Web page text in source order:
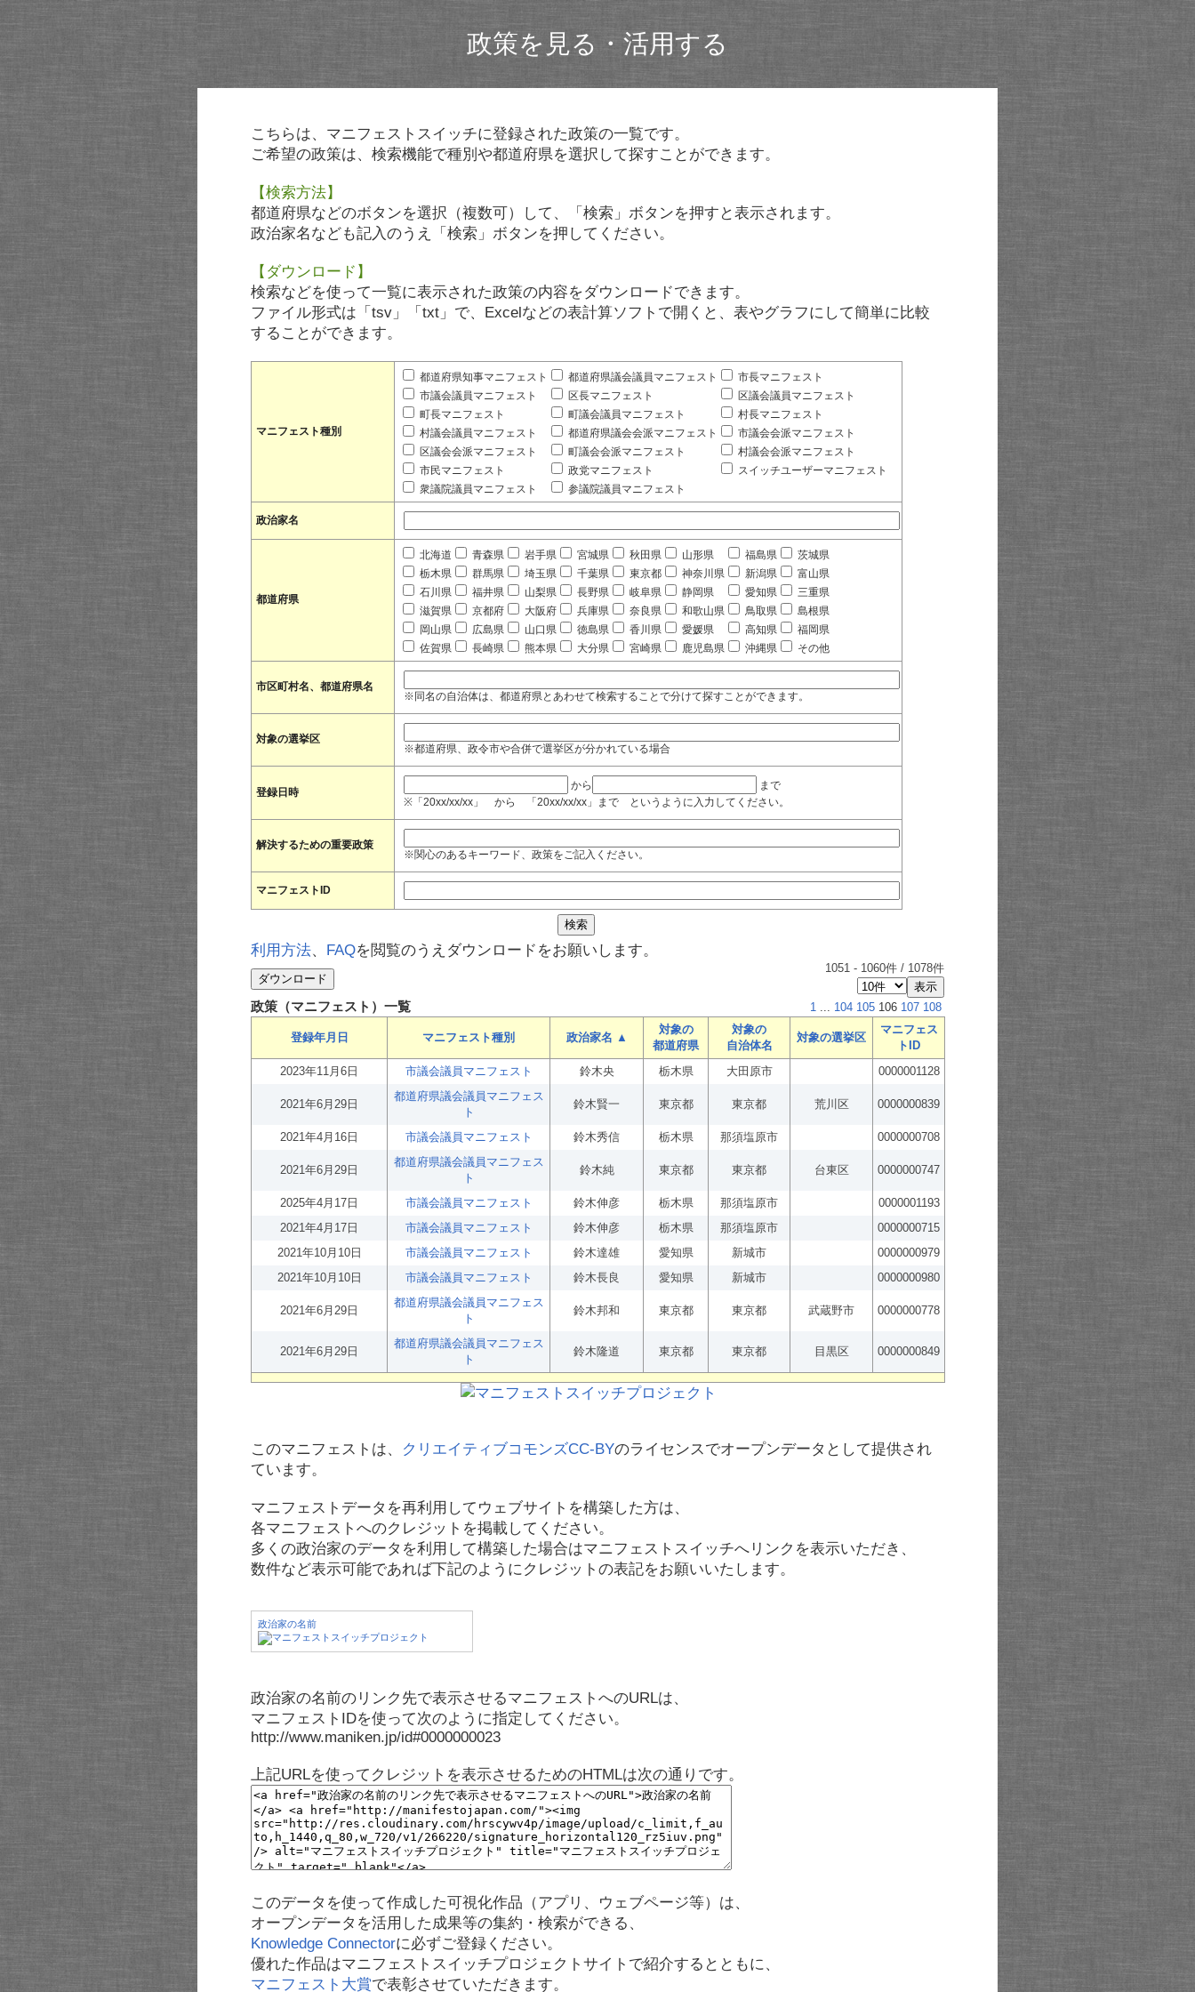
政策を見る・活用する
こちらは、マニフェストスイッチに登録された政策の一覧です。
ご希望の政策は、検索機能で種別や都道府県を選択して探すことができます。
【検索方法】
都道府県などのボタンを選択（複数可）して、「検索」ボタンを押すと表示されます。
政治家名なども記入のうえ「検索」ボタンを押してください。
【ダウンロード】
検索などを使って一覧に表示された政策の内容をダウンロードできます。
ファイル形式は「tsv」「txt」で、Excelなどの表計算ソフトで開くと、表やグラフにして簡単に比較
することができます。
マニフェスト種別
都道府県知事マニフェスト 都道府県議会議員マニフェスト
市長マニフェスト
市議会議員マニフェスト
区長マニフェスト
区議会議員マニフェスト
町長マニフェスト
町議会議員マニフェスト
村長マニフェスト
村議会議員マニフェスト
都道府県議会会派マニフェスト
市議会会派マニフェスト
区議会会派マニフェスト
町議会会派マニフェスト
村議会会派マニフェスト
市民マニフェスト
政党マニフェスト
スイッチユーザーマニフェスト
衆議院議員マニフェスト
参議院議員マニフェスト
政治家名
都道府県
北海道 青森県 岩手県 宮城県 秋田県 山形県 福島県
茨城県
栃木県
群馬県 埼玉県 千葉県 東京都 神奈川県 新潟県
富山県
石川県
福井県 山梨県 長野県 岐阜県 静岡県 愛知県
三重県
滋賀県
京都府 大阪府 兵庫県 奈良県 和歌山県 鳥取県
島根県
岡山県
広島県 山口県 徳島県 香川県 愛媛県 高知県
福岡県
佐賀県
長崎県 熊本県 大分県 宮崎県 鹿児島県 沖縄県 その他
市区町村名、都道府県名
※同名の自治体は、都道府県とあわせて検索することで分けて探すことができます。
対象の選挙区
※都道府県、政令市や合併で選挙区が分かれている場合
登録日時
から
まで
※「20xx/xx/xx」 から 「20xx/xx/xx」まで というように入力してください。
解決するための重要政策
※関心のあるキーワード、政策をご記入ください。
マニフェストID
利用方法、 FAQを閲覧のうえダウンロードをお願いします。
1051 - 1060件 / 1078件
政策（マニフェスト）一覧 1 ... 104 105 106 107 108
登録年月日 マニフェスト種別 政治家名 ▲
対象の
都道府県
対象の
自治体名
対象の選挙区
マニフェス
トID
2023年11月6日
市議会議員マニフェスト 鈴木央 栃木県 大田原市 0000001128
2021年6月29日
都道府県議会議員マニフェス
ト
鈴木賢一 東京都 東京都 荒川区 0000000839
2021年4月16日 市議会議員マニフェスト 鈴木秀信 栃木県 那須塩原市 0000000708
2021年6月29日
都道府県議会議員マニフェス
ト
鈴木純 東京都 東京都 台東区 0000000747
2025年4月17日 市議会議員マニフェスト 鈴木伸彦 栃木県 那須塩原市
0000001193
2021年4月17日
市議会議員マニフェスト 鈴木伸彦 栃木県 那須塩原市
0000000715
2021年10月10日
市議会議員マニフェスト 鈴木達雄 愛知県 新城市
0000000979
2021年10月10日
市議会議員マニフェスト 鈴木長良 愛知県 新城市 0000000980
2021年6月29日
都道府県議会議員マニフェス
ト
鈴木邦和 東京都 東京都 武蔵野市 0000000778
2021年6月29日
都道府県議会議員マニフェス
ト
鈴木隆道 東京都 東京都 目黒区 0000000849
このマニフェストは、 クリエイティブコモンズCC-BYのライセンスでオープンデータとして提供され
ています。
マニフェストデータを再利用してウェブサイトを構築した方は、
各マニフェストへのクレジットを掲載してください。
多くの政治家のデータを利用して構築した場合はマニフェストスイッチへリンクを表示いただき、
数件など表示可能であれば下記のようにクレジットの表記をお願いいたします。
政治家の名前
政治家の名前のリンク先で表示させるマニフェストへのURLは、
マニフェストIDを使って次のように指定してください。
http://www.maniken.jp/id#0000000023
上記URLを使ってクレジットを表示させるためのHTMLは次の通りです。
このデータを使って作成した可視化作品（アプリ、ウェブページ等）は、
オープンデータを活用した成果等の集約・検索ができる、
Knowledge Connectorに必ずご登録ください。
優れた作品はマニフェストスイッチプロジェクトサイトで紹介するとともに、
マニフェスト大賞で表彰させていただきます。